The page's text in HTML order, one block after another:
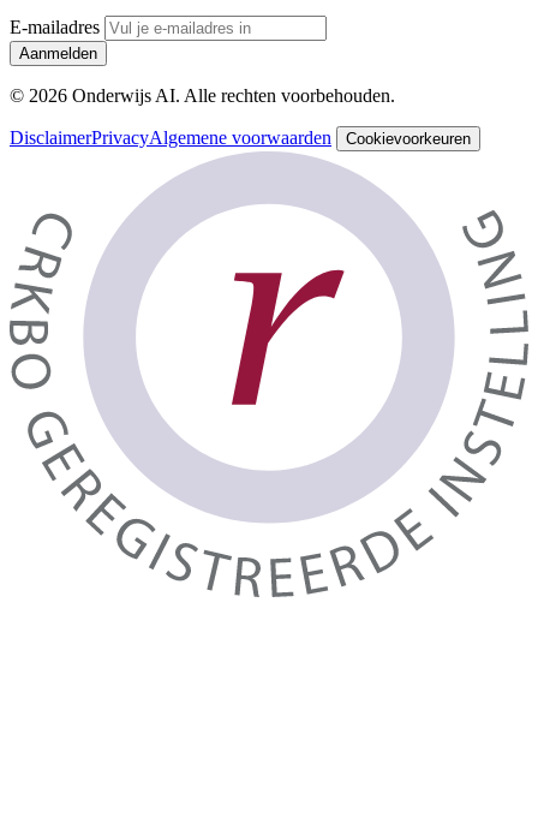
E-mailadres
Aanmelden
© 2026 Onderwijs AI. Alle rechten voorbehouden.
DisclaimerPrivacyAlgemene voorwaarden Cookievoorkeuren